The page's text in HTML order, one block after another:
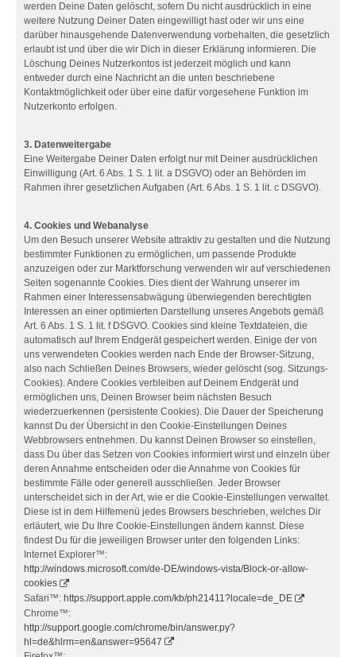
werden Deine Daten gelöscht, sofern Du nicht ausdrücklich in eine
weitere Nutzung Deiner Daten eingewilligt hast oder wir uns eine
darüber hinausgehende Datenverwendung vorbehalten, die gesetzlich
erlaubt ist und über die wir Dich in dieser Erklärung informieren. Die
Löschung Deines Nutzerkontos ist jederzeit möglich und kann
entweder durch eine Nachricht an die unten beschriebene
Kontaktmöglichkeit oder über eine dafür vorgesehene Funktion im
Nutzerkonto erfolgen.
3. Datenweitergabe
Eine Weitergabe Deiner Daten erfolgt nur mit Deiner ausdrücklichen
Einwilligung (Art. 6 Abs. 1 S. 1 lit. a DSGVO) oder an Behörden im
Rahmen ihrer gesetzlichen Aufgaben (Art. 6 Abs. 1 S. 1 lit. c DSGVO).
4. Cookies und Webanalyse
Um den Besuch unserer Website attraktiv zu gestalten und die Nutzung
bestimmter Funktionen zu ermöglichen, um passende Produkte
anzuzeigen oder zur Marktforschung verwenden wir auf verschiedenen
Seiten sogenannte Cookies. Dies dient der Wahrung unserer im
Rahmen einer Interessensabwägung überwiegenden berechtigten
Interessen an einer optimierten Darstellung unseres Angebots gemäß
Art. 6 Abs. 1 S. 1 lit. f DSGVO. Cookies sind kleine Textdateien, die
automatisch auf Ihrem Endgerät gespeichert werden. Einige der von
uns verwendeten Cookies werden nach Ende der Browser-Sitzung,
also nach Schließen Deines Browsers, wieder gelöscht (sog. Sitzungs-
Cookies). Andere Cookies verbleiben auf Deinem Endgerät und
ermöglichen uns, Deinen Browser beim nächsten Besuch
wiederzuerkennen (persistente Cookies). Die Dauer der Speicherung
kannst Du der Übersicht in den Cookie-Einstellungen Deines
Webbrowsers entnehmen. Du kannst Deinen Browser so einstellen,
dass Du über das Setzen von Cookies informiert wirst und einzeln über
deren Annahme entscheiden oder die Annahme von Cookies für
bestimmte Fälle oder generell ausschließen. Jeder Browser
unterscheidet sich in der Art, wie er die Cookie-Einstellungen verwaltet.
Diese ist in dem Hilfemenü jedes Browsers beschrieben, welches Dir
erläutert, wie Du Ihre Cookie-Einstellungen ändern kannst. Diese
findest Du für die jeweiligen Browser unter den folgenden Links:
Internet Explorer™:
http://windows.microsoft.com/de-DE/windows-vista/Block-or-allow-
cookies
Safari™: https://support.apple.com/kb/ph21411?locale=de_DE
Chrome™:
http://support.google.com/chrome/bin/answer.py?
hl=de&hlrm=en&answer=95647